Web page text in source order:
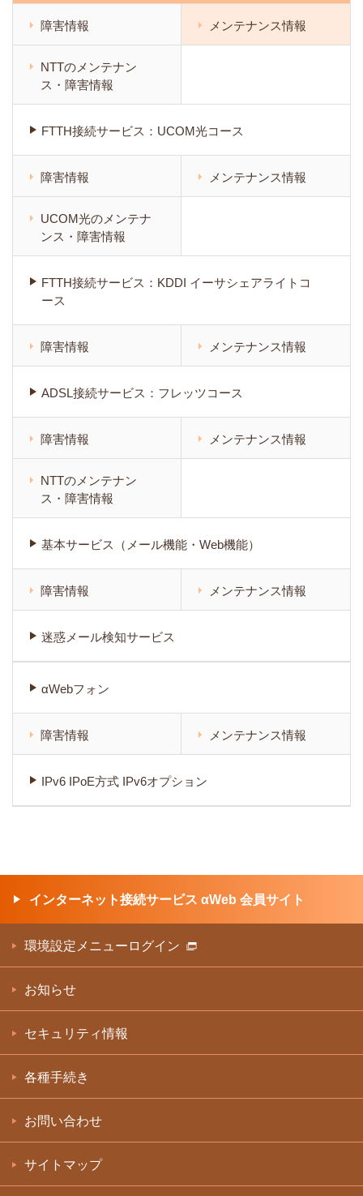
障害情報 メンテナンス情報
NTTのメンテナン
ス・障害情報
FTTH接続サービス：UCOM光コース
障害情報 メンテナンス情報
UCOM光のメンテナ
ンス・障害情報
FTTH接続サービス：KDDI イーサシェアライトコ
ース
障害情報 メンテナンス情報
ADSL接続サービス：フレッツコース
障害情報 メンテナンス情報
NTTのメンテナン
ス・障害情報
基本サービス（メール機能・Web機能）
障害情報 メンテナンス情報
迷惑メール検知サービス
αWebフォン
障害情報 メンテナンス情報
IPv6 IPoE方式 IPv6オプション
インターネット接続サービス αWeb 会員サイト
環境設定メニューログイン
お知らせ
セキュリティ情報
各種手続き
お問い合わせ
サイトマップ